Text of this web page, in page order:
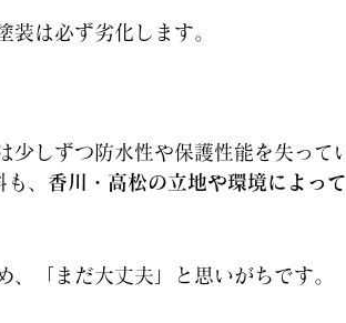
装は必ず劣化します。
しずつ防水性や保護性能を失って
、 香川・高松の立地や環境によっ
「まだ大丈夫」と思いがちです。